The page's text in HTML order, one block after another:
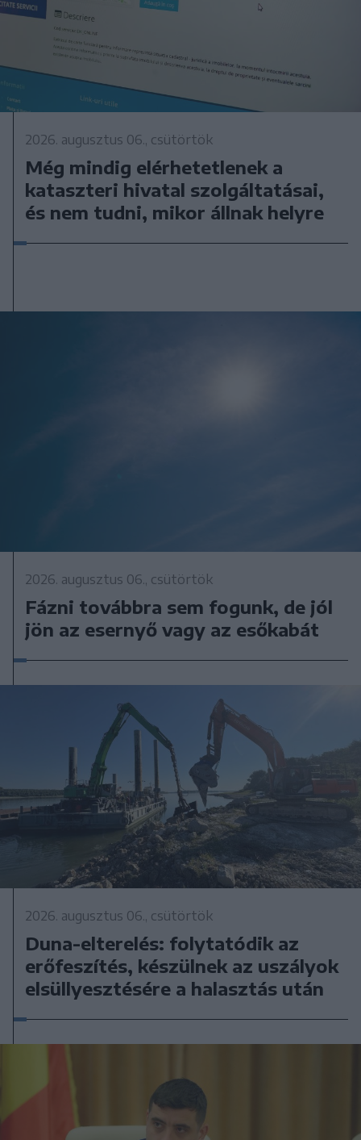
2026. augusztus 06., csütörtök
Még mindig elérhetetlenek a
kataszteri hivatal szolgáltatásai,
és nem tudni, mikor állnak helyre
2026. augusztus 06., csütörtök
Fázni továbbra sem fogunk, de jól
jön az esernyő vagy az esőkabát
2026. augusztus 06., csütörtök
Duna-elterelés: folytatódik az
erőfeszítés, készülnek az uszályok
elsüllyesztésére a halasztás után